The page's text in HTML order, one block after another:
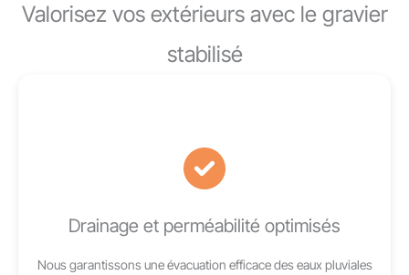
Valorisez vos extérieurs avec le gravier
stabilisé
Drainage et perméabilité optimisés
Nous garantissons une évacuation efficace des eaux pluviales